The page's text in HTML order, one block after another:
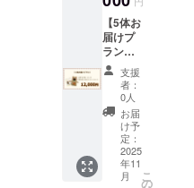
カーを
お送り
しま
す。 ス
テッ
カーサ
イズ：
5cm×5
【5体お
届けプ
ラン】
・数
量：5点
・サイ
ズ：約
53cm
支援
者：
0人
お届
け予
定：
2025
年11
月
こ
の